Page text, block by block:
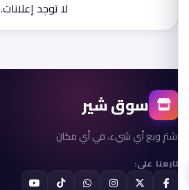
لا توجد إعلانات.
سوق شير
اشترِ وبع أي شيء، في أي مكان
تابعنا على: